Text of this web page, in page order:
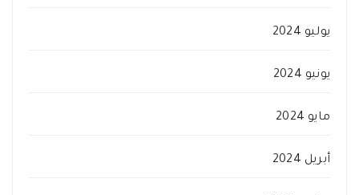
يوليو 2024
يونيو 2024
مايو 2024
أبريل 2024